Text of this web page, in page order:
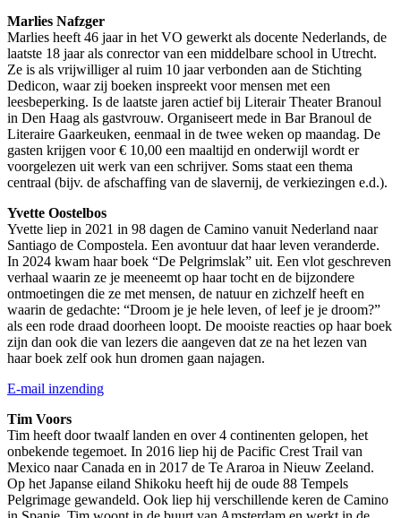
Marlies Nafzger
Marlies heeft 46 jaar in het VO gewerkt als docente Nederlands, de
laatste 18 jaar als conrector van een middelbare school in Utrecht.
Ze is als vrijwilliger al ruim 10 jaar verbonden aan de Stichting
Dedicon, waar zij boeken inspreekt voor mensen met een
leesbeperking. Is de laatste jaren actief bij Literair Theater Branoul
in Den Haag als gastvrouw. Organiseert mede in Bar Branoul de
Literaire Gaarkeuken, eenmaal in de twee weken op maandag. De
gasten krijgen voor € 10,00 een maaltijd en onderwijl wordt er
voorgelezen uit werk van een schrijver. Soms staat een thema
centraal (bijv. de afschaffing van de slavernij, de verkiezingen e.d.).
Yvette Oostelbos
Yvette liep in 2021 in 98 dagen de Camino vanuit Nederland naar
Santiago de Compostela. Een avontuur dat haar leven veranderde.
In 2024 kwam haar boek “De Pelgrimslak” uit. Een vlot geschreven
verhaal waarin ze je meeneemt op haar tocht en de bijzondere
ontmoetingen die ze met mensen, de natuur en zichzelf heeft en
waarin de gedachte: “Droom je je hele leven, of leef je je droom?”
als een rode draad doorheen loopt. De mooiste reacties op haar boek
zijn dan ook die van lezers die aangeven dat ze na het lezen van
haar boek zelf ook hun dromen gaan najagen.
E-mail inzending
Tim Voors
Tim heeft door twaalf landen en over 4 continenten gelopen, het
onbekende tegemoet. In 2016 liep hij de Pacific Crest Trail van
Mexico naar Canada en in 2017 de Te Araroa in Nieuw Zeeland.
Op het Japanse eiland Shikoku heeft hij de oude 88 Tempels
Pelgrimage gewandeld. Ook liep hij verschillende keren de Camino